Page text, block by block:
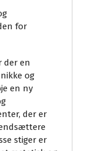
for
der en
og
en ny
der er
stiger er